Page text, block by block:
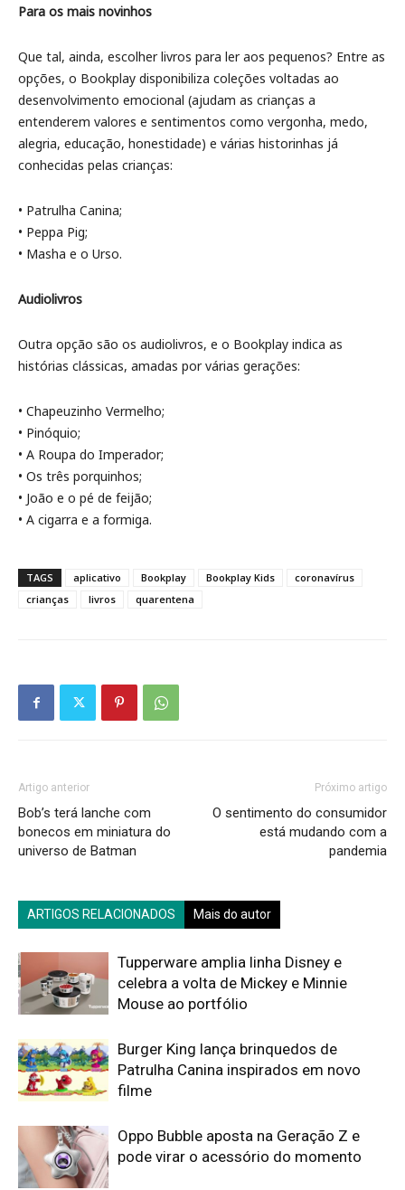
Para os mais novinhos
Que tal, ainda, escolher livros para ler aos pequenos? Entre as
opções, o Bookplay disponibiliza coleções voltadas ao
desenvolvimento emocional (ajudam as crianças a
entenderem valores e sentimentos como vergonha, medo,
alegria, educação, honestidade) e várias historinhas já
conhecidas pelas crianças:
• Patrulha Canina;
• Peppa Pig;
• Masha e o Urso.
Audiolivros
Outra opção são os audiolivros, e o Bookplay indica as
histórias clássicas, amadas por várias gerações:
• Chapeuzinho Vermelho;
• Pinóquio;
• A Roupa do Imperador;
• Os três porquinhos;
• João e o pé de feijão;
• A cigarra e a formiga.
TAGS aplicativo Bookplay Bookplay Kids
coronavírus
crianças
livros quarentena
Artigo anterior
Bob’s terá lanche com
bonecos em miniatura do
universo de Batman
Próximo artigo
O sentimento do consumidor
está mudando com a
pandemia
ARTIGOS RELACIONADOS Mais do autor
Tupperware amplia linha Disney e
celebra a volta de Mickey e Minnie
Mouse ao portfólio
Burger King lança brinquedos de
Patrulha Canina inspirados em novo
filme
Oppo Bubble aposta na Geração Z e
pode virar o acessório do momento